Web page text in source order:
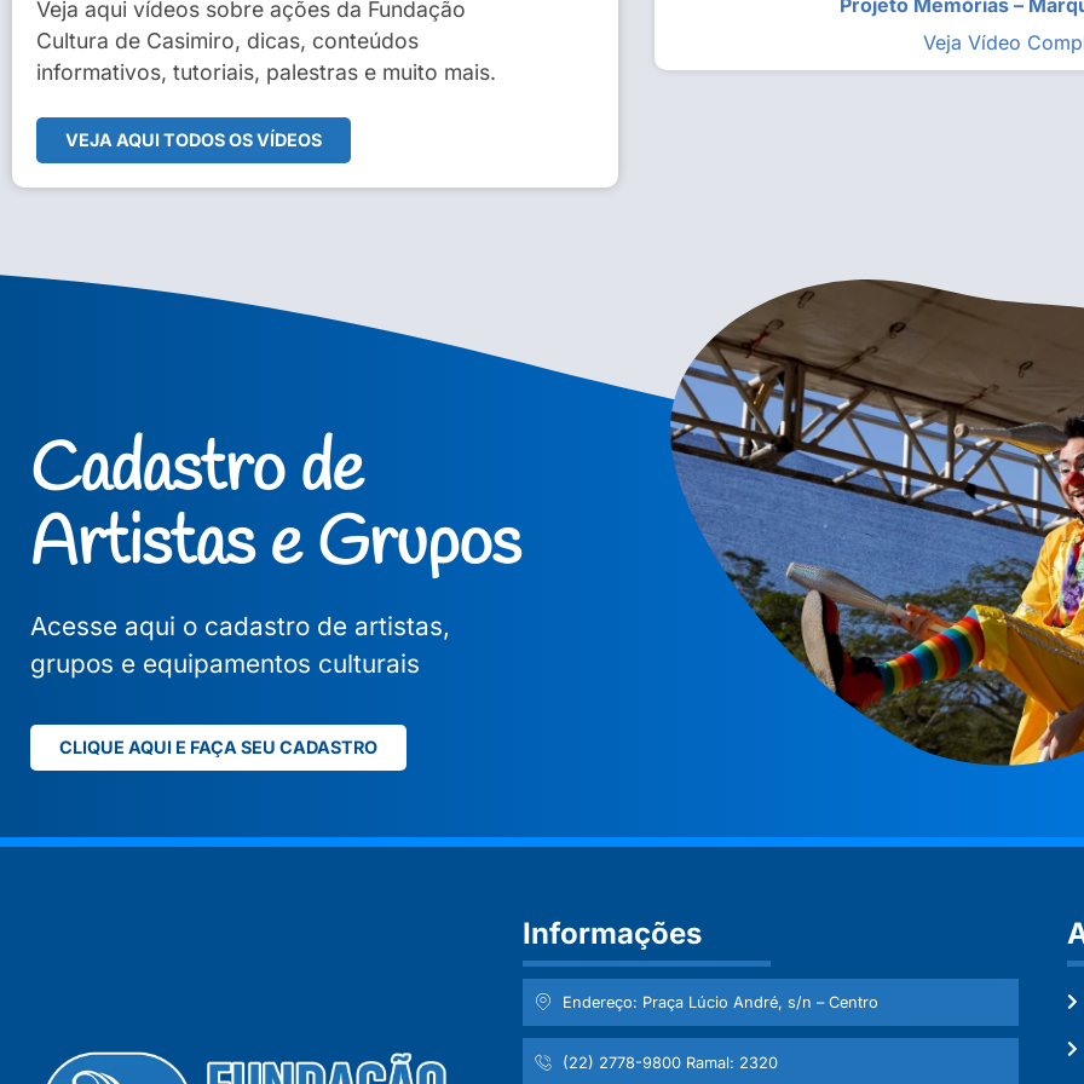
Veja aqui vídeos sobre ações da Fundação
Cultura de Casimiro, dicas, conteúdos
informativos, tutoriais, palestras e muito mais.
VEJA AQUI TODOS OS VÍDEOS
Sidney Macedo de Oliveira
Veja Vídeo Completo
Projeto Memórias –
Veja Vídeo
Cadastro de
Artistas e Grupos
Acesse aqui o cadastro de artistas,
grupos e equipamentos culturais
CLIQUE AQUI E FAÇA SEU CADASTRO
Informações
Endereço: Praça Lúcio André, s/n – Centro
(22) 2778-9800 Ramal: 2320